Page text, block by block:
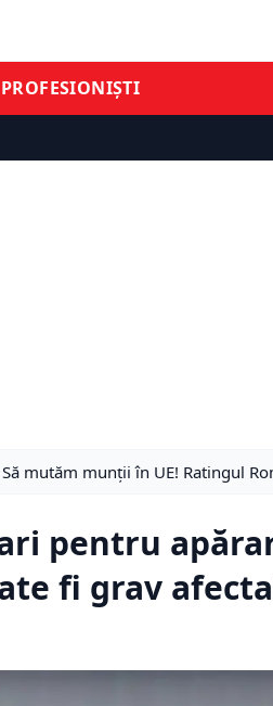
PROFESIONIȘTI
mutăm munții în UE! Ratingul
pentru
fi grav